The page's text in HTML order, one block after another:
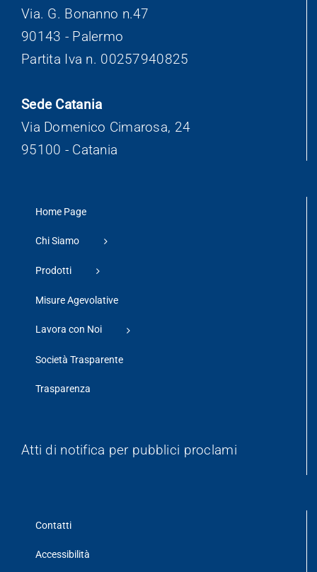
Via. G. Bonanno n.47
90143 - Palermo
Partita Iva n. 00257940825
Sede Catania
Via Domenico Cimarosa, 24
95100 - Catania
Home Page
Chi Siamo
Prodotti
Misure Agevolative
Lavora con Noi
Società Trasparente
Trasparenza
Atti di notifica per pubblici proclami
Contatti
Accessibilità